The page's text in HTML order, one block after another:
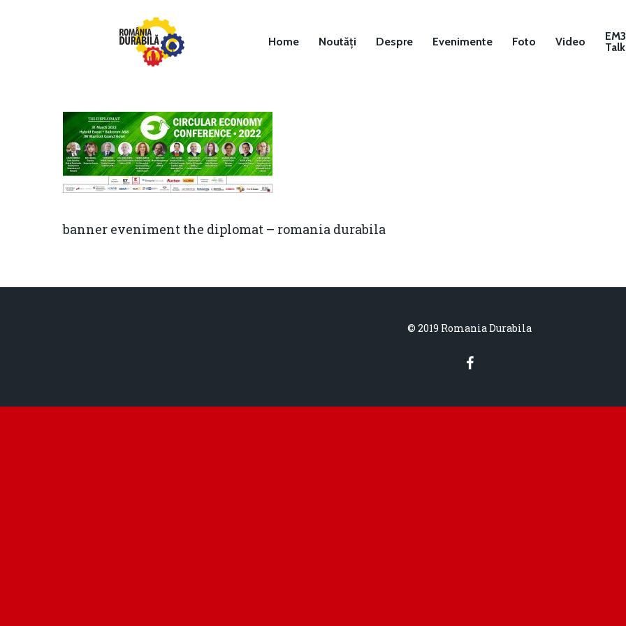
Hit enter to search or ESC to close
Home Noutăți Despre Evenimente Foto Video
Talk
banner eveniment the diplomat – romania durabila
© 2019 Romania Durabila